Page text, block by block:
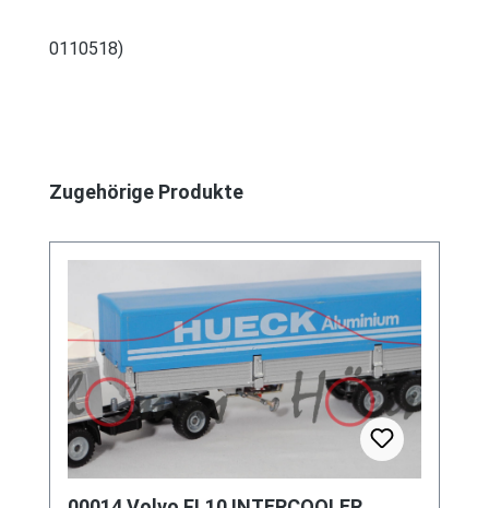
0110518)
Produktgalerie überspringen
Zugehörige Produkte